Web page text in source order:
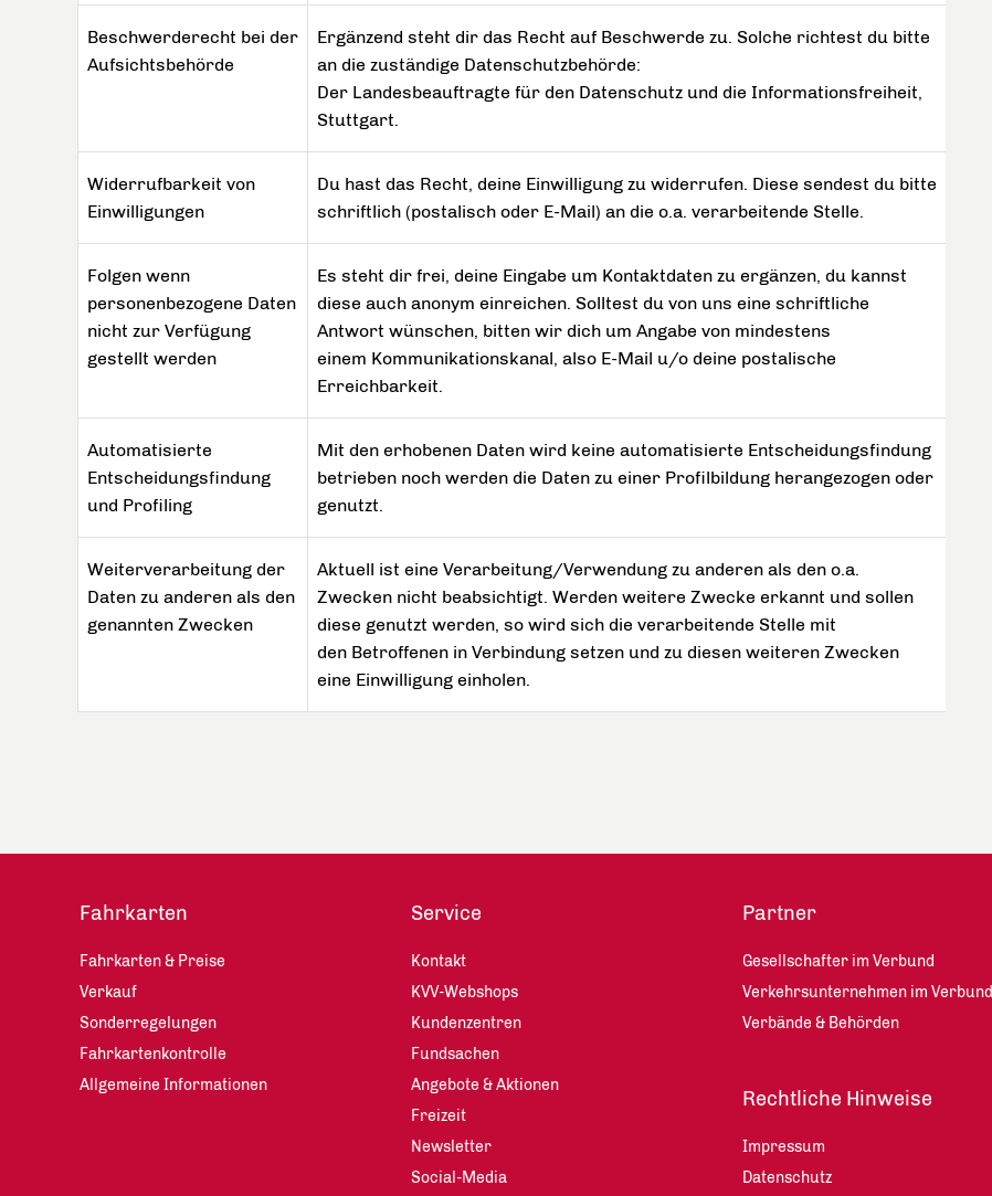
Beschwerderecht bei der
Aufsichtsbehörde
Ergänzend steht dir das Recht auf Beschwerde zu. Solche richtest du bitte
an die zuständige Datenschutzbehörde:
Der Landesbeauftragte für den Datenschutz und die Informationsfreiheit,
Stuttgart.
Widerrufbarkeit von
Einwilligungen
Du hast das Recht, deine Einwilligung zu widerrufen. Diese sendest du bitte
schriftlich (postalisch oder E-Mail) an die o.a. verarbeitende Stelle.
Folgen wenn
personenbezogene Daten
nicht zur Verfügung
gestellt werden
Es steht dir frei, deine Eingabe um Kontaktdaten zu ergänzen, du kannst
diese auch anonym einreichen. Solltest du von uns eine schriftliche
Antwort wünschen, bitten wir dich um Angabe von mindestens
einem Kommunikationskanal, also E-Mail u/o deine postalische
Erreichbarkeit.
Automatisierte
Entscheidungsfindung
und Profiling
Mit den erhobenen Daten wird keine automatisierte Entscheidungsfindung
betrieben noch werden die Daten zu einer Profilbildung herangezogen oder
genutzt.
Weiterverarbeitung der
Daten zu anderen als den
genannten Zwecken
Aktuell ist eine Verarbeitung/Verwendung zu anderen als den o.a.
Zwecken nicht beabsichtigt. Werden weitere Zwecke erkannt und sollen
diese genutzt werden, so wird sich die verarbeitende Stelle mit
den Betroffenen in Verbindung setzen und zu diesen weiteren Zwecken
eine Einwilligung einholen.
Fahrkarten
Fahrkarten & Preise
Verkauf
Sonderregelungen
Fahrkartenkontrolle
Allgemeine Informationen
Service
Kontakt
KVV-Webshops
Kundenzentren
Fundsachen
Angebote & Aktionen
Freizeit
Newsletter
Social-Media
Partner
Gesellschafter im Verbund
Verkehrsunternehmen im Verbund
Verbände & Behörden
Rechtliche Hinweise
Impressum
Datenschutz